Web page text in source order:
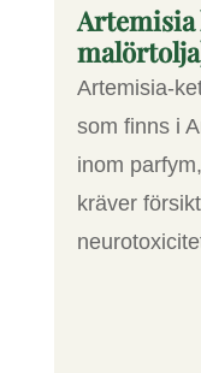
Artemisia
Artemisia-
som finns i
inom
kräver